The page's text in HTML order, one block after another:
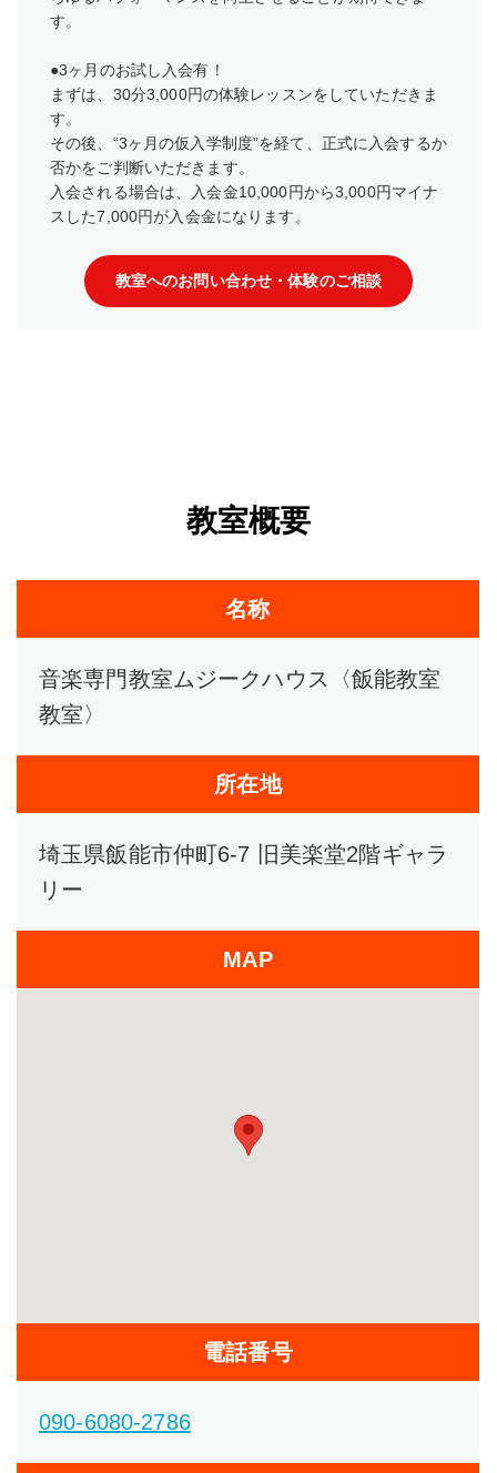
す。
●3ヶ月のお試し入会有！
まずは、30分3,000円の体験レッスンをしていただきま
す。
その後、“3ヶ月の仮入学制度”を経て、正式に入会するか
否かをご判断いただきます。
入会される場合は、入会金10,000円から3,000円マイナ
スした7,000円が入会金になります。
教室へのお問い合わせ・体験のご相談
教室概要
名称
音楽専門教室ムジークハウス〈飯能教室
教室〉
所在地
埼玉県飯能市仲町6-7 旧美楽堂2階ギャラ
リー
MAP
電話番号
090-6080-2786